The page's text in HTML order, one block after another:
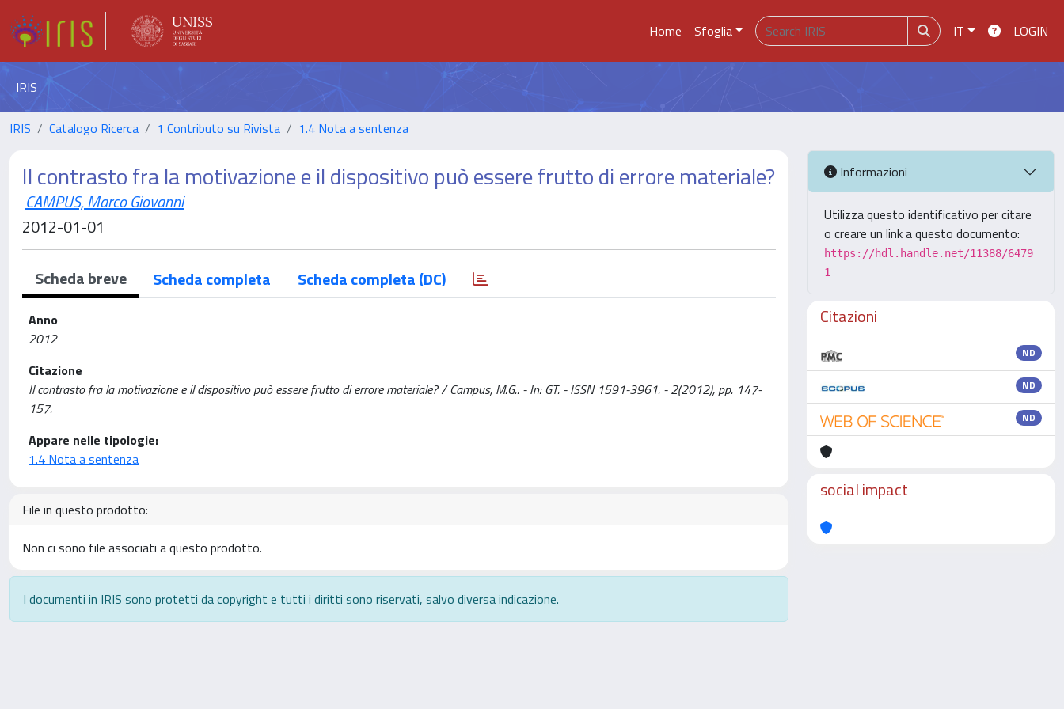
Home Sfoglia IT LOGIN
IRIS
IRIS Catalogo Ricerca 1 Contributo su Rivista 1.4 Nota a sentenza
Il contrasto fra la motivazione e il dispositivo può essere frutto di errore materiale?
CAMPUS, Marco Giovanni
2012-01-01
Scheda breve Scheda completa Scheda completa (DC)
Anno
2012
Citazione
Il contrasto fra la motivazione e il dispositivo può essere frutto di errore materiale? / Campus, M.G.. - In: GT. - ISSN 1591-3961. - 2(2012), pp. 147-
157.
Appare nelle tipologie:
1.4 Nota a sentenza
File in questo prodotto:
Non ci sono file associati a questo prodotto.
I documenti in IRIS sono protetti da copyright e tutti i diritti sono riservati, salvo diversa indicazione.
Informazioni
Utilizza questo identificativo per citare
o creare un link a questo documento:
https://hdl.handle.net/11388/6479
1
Citazioni
ND
ND
ND
social impact